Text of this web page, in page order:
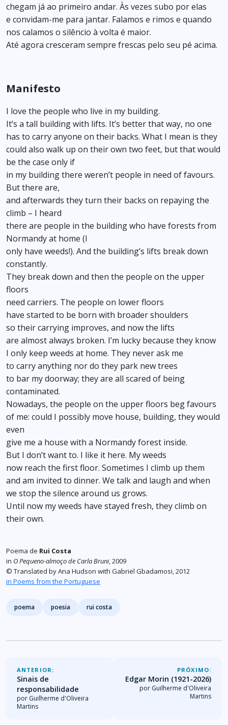
chegam já ao primeiro andar. Às vezes subo por elas
e convidam-me para jantar. Falamos e rimos e quando
nos calamos o silêncio à volta é maior.
Até agora cresceram sempre frescas pelo seu pé acima.
Manifesto
I love the people who live in my building.
It’s a tall building with lifts. It’s better that way, no one
has to carry anyone on their backs. What I mean is they
could also walk up on their own two feet, but that would
be the case only if
in my building there weren’t people in need of favours.
But there are,
and afterwards they turn their backs on repaying the
climb – I heard
there are people in the building who have forests from
Normandy at home (I
only have weeds!). And the building’s lifts break down
constantly.
They break down and then the people on the upper
floors
need carriers. The people on lower floors
have started to be born with broader shoulders
so their carrying improves, and now the lifts
are almost always broken. I’m lucky because they know
I only keep weeds at home. They never ask me
to carry anything nor do they park new trees
to bar my doorway; they are all scared of being
contaminated.
Nowadays, the people on the upper floors beg favours
of me: could I possibly move house, building, they would
even
give me a house with a Normandy forest inside.
But I don’t want to. I like it here. My weeds
now reach the first floor. Sometimes I climb up them
and am invited to dinner. We talk and laugh and when
we stop the silence around us grows.
Until now my weeds have stayed fresh, they climb on
their own.
Poema de Rui Costa
in O Pequeno-almoço de Carla Bruni, 2009
© Translated by Ana Hudson with Gabriel Gbadamosi, 2012
in Poems from the Portuguese
Tags
poema poesia rui costa
ANTERIOR:
Sinais de
responsabilidade
por Guilherme d'Oliveira
Martins
PRÓXIMO:
Edgar Morin (1921-2026)
por Guilherme d'Oliveira
Martins